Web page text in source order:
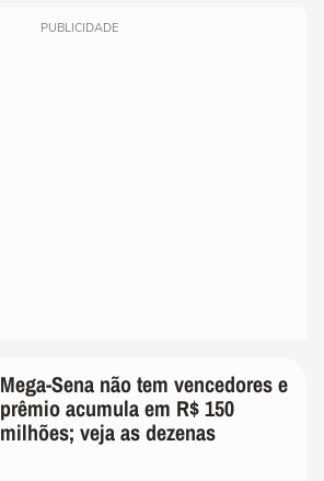
PUBLICIDADE
Mega-Sena não tem vencedores e
prêmio acumula em R$ 150
milhões; veja as dezenas